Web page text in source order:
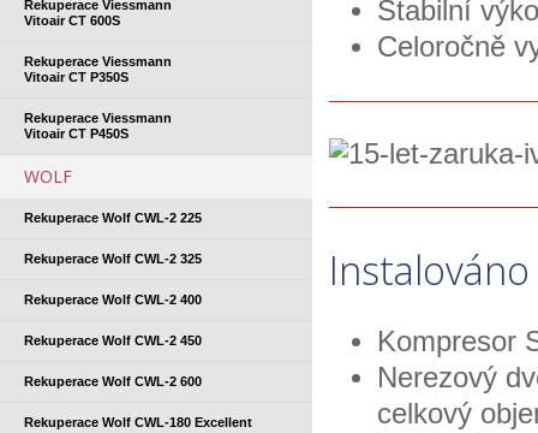
Rekuperace Viessmann
Vitoair CT 600S
Rekuperace Viessmann
Vitoair CT P350S
Rekuperace Viessmann
Vitoair CT P450S
WOLF
Rekuperace Wolf CWL-2 225
Rekuperace Wolf CWL-2 325
Rekuperace Wolf CWL-2 400
Rekuperace Wolf CWL-2 450
Rekuperace Wolf CWL-2 600
Rekuperace Wolf CWL-180 Excellent
Stabilní
Celoročně
Kompresor
Nerezový
celkový